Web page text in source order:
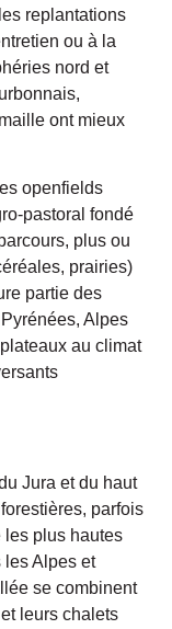
replantations
ou à la
nord et
ont mieux
openfields
pastoral fondé
plus ou
prairies)
partie des
Alpes
au climat
Jura et du haut
parfois
les plus hautes
les Alpes et
se combinent
leurs chalets